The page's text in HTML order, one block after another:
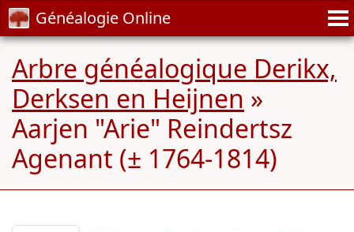
Généalogie Online
Arbre généalogique Derikx,
Derksen en Heijnen »
Aarjen "Arie" Reindertsz
Agenant (± 1764-1814)